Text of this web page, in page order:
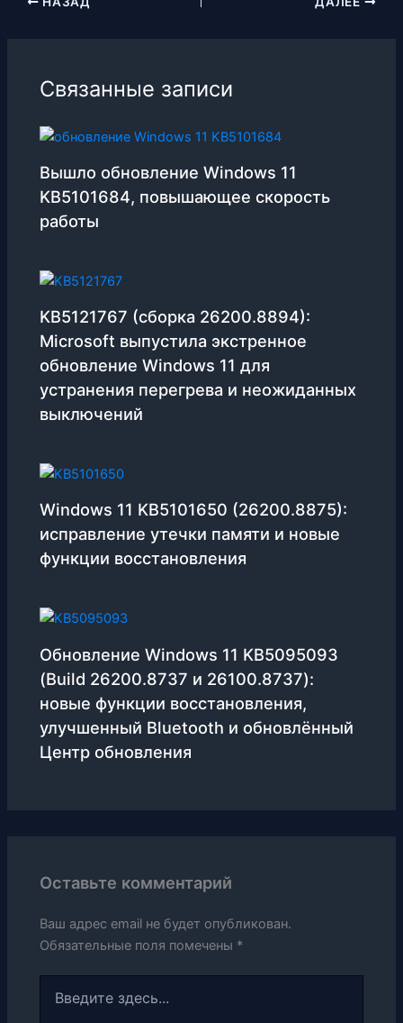
Связанные записи
Вышло обновление Windows 11
KB5101684, повышающее скорость
работы
KB5121767 (сборка 26200.8894):
Microsoft выпустила экстренное
обновление Windows 11 для
устранения перегрева и неожиданных
выключений
Windows 11 KB5101650 (26200.8875):
исправление утечки памяти и новые
функции восстановления
Обновление Windows 11 KB5095093
(Build 26200.8737 и 26100.8737):
новые функции восстановления,
улучшенный Bluetooth и обновлённый
Центр обновления
Оставьте комментарий
Ваш адрес email не будет опубликован.
Обязательные поля помечены *
здесь...